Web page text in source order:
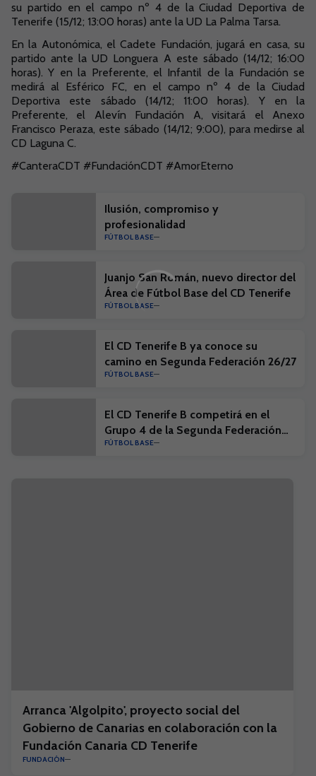
su partido en el campo nº 4 de la Ciudad Deportiva de
Tenerife (15/12; 13:00 horas) ante la UD La Palma Tarsa.
En la Autonómica, el Cadete Fundación, jugará en casa, su
partido ante la UD Longuera A este sábado (14/12; 16:00
horas). Y en la Preferente, el Infantil de la Fundación se
medirá al Esférico FC, en el campo nº 4 de la Ciudad
Deportiva este sábado (14/12; 11:00 horas). Y en la
Preferente, el Alevín Fundación A, visitará el Anexo
Francisco Peraza, este sábado (14/12; 9:00), para medirse al
CD Laguna C.
#CanteraCDT #FundaciónCDT #AmorEterno
Ilusión, compromiso y
profesionalidad
FÚTBOL BASE
Juanjo San Román, nuevo director del
Área de Fútbol Base del CD Tenerife
FÚTBOL BASE
El CD Tenerife B ya conoce su
camino en Segunda Federación 26/27
FÚTBOL BASE
El CD Tenerife B competirá en el
Grupo 4 de la Segunda Federación
26/27
FÚTBOL BASE
Arranca 'Algolpito', proyecto social del
Gobierno de Canarias en colaboración con la
Fundación Canaria CD Tenerife
FUNDACIÓN